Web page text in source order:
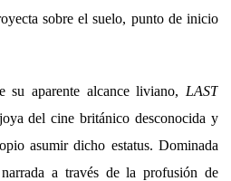
sobre el suelo, punto de inicio
su aparente alcance liviano, LAST
del cine británico desconocida y
asumir dicho estatus. Dominada
a través de la profusión de